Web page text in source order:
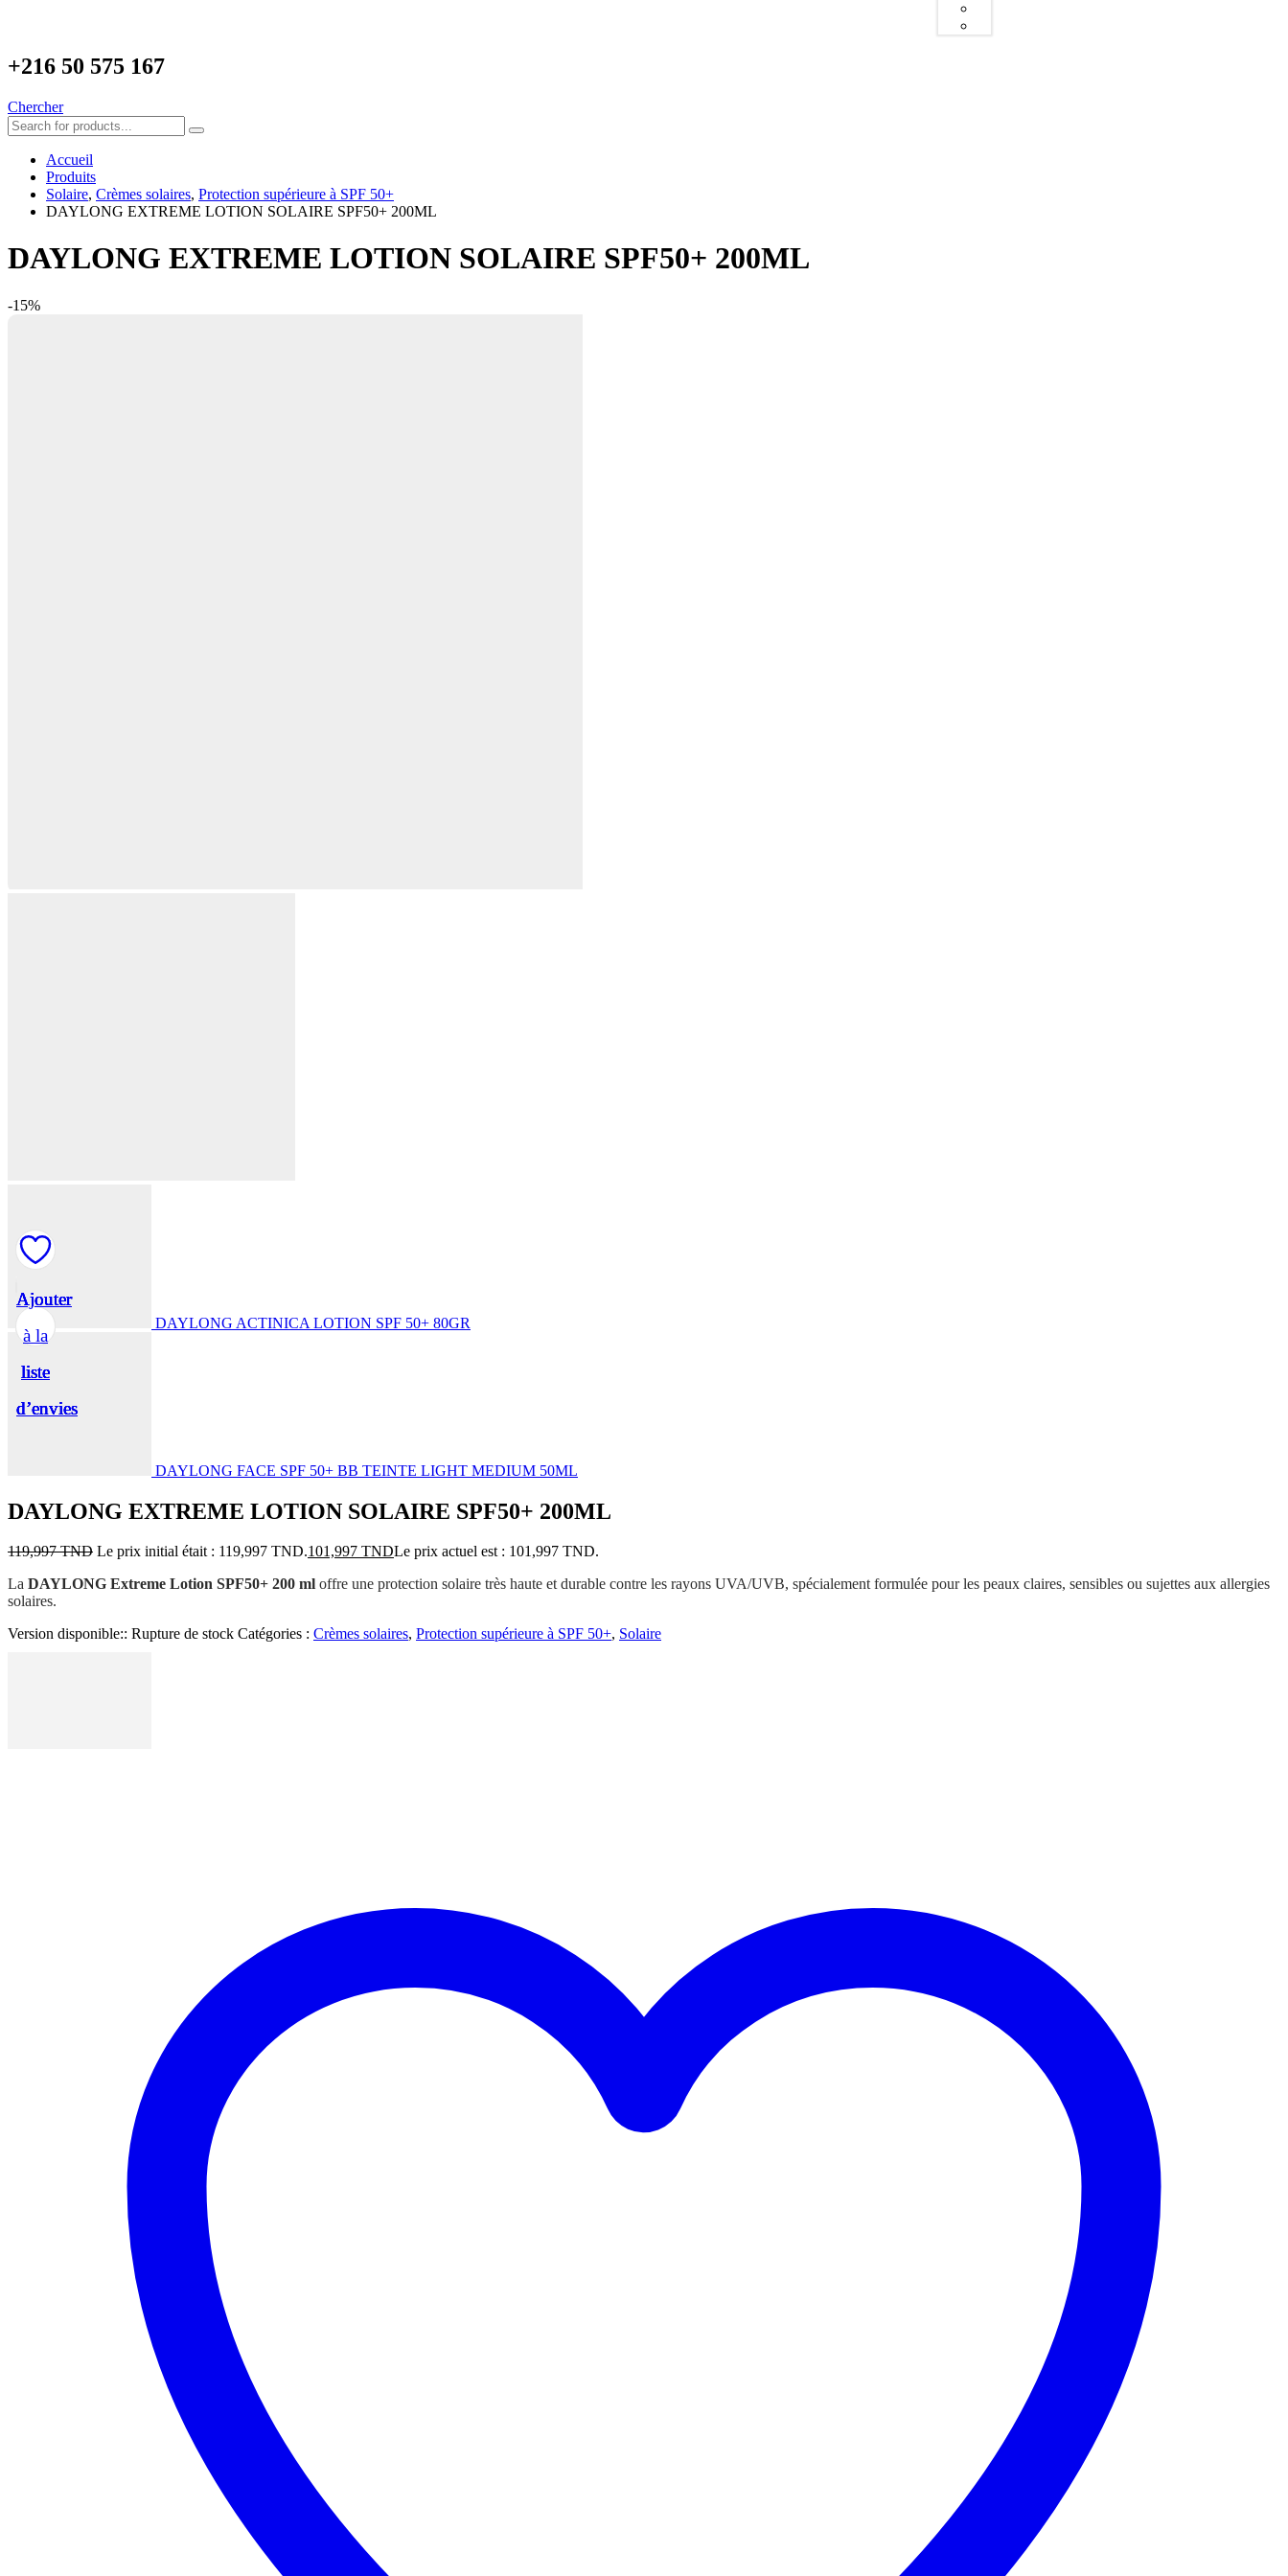
+216 50 575 167
Chercher
Accueil
Produits
Solaire, Crèmes solaires, Protection supérieure à SPF 50+
DAYLONG EXTREME LOTION SOLAIRE SPF50+ 200ML
DAYLONG EXTREME LOTION SOLAIRE SPF50+ 200ML
-15%
DAYLONG ACTINICA LOTION SPF 50+ 80GR
DAYLONG FACE SPF 50+ BB TEINTE LIGHT MEDIUM 50ML
DAYLONG EXTREME LOTION SOLAIRE SPF50+ 200ML
119,997TND Le prix initial était : 119,997 TND.101,997 TNDLe prix actuel est : 101,997 TND.
La DAYLONG Extreme Lotion SPF50+ 200 ml offre une protection solaire très haute et durable contre les rayons UVA/UVB, spécialement formulée pour les peaux claires, sensibles ou sujettes aux allergies
solaires.
Version disponible:: Rupture de stock Catégories : Crèmes solaires, Protection supérieure à SPF 50+, Solaire
Ajouter
à la
liste
d’envies
Ajouter
à la
liste
d’envies
Ajouter
à la
liste
d’envies
Ajouter
à la
liste
d’envies
Ajouter
à la
liste
d’envies